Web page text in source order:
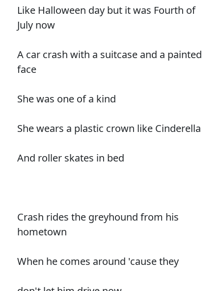
Like Halloween day but it was Fourth of
July now
A car crash with a suitcase and a painted
face
She was one of a kind
She wears a plastic crown like Cinderella
And roller skates in bed
Crash rides the greyhound from his
hometown
When he comes around 'cause they